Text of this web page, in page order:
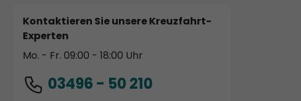
Kontaktieren Sie unsere Kreuzfahrt-
Experten
Mo. - Fr. 09:00 - 18:00 Uhr
03496 - 50 210